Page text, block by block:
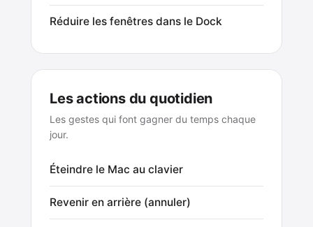
Réduire les fenêtres dans le Dock
Les actions du quotidien
Les gestes qui font gagner du temps chaque
jour.
Éteindre le Mac au clavier
Revenir en arrière (annuler)